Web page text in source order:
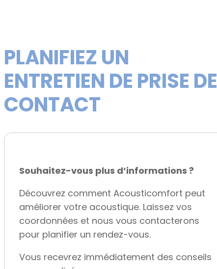
PLANIFIEZ UN
ENTRETIEN DE PRISE DE
CONTACT
Souhaitez-vous plus d’informations ?
Découvrez comment Acousticomfort peut
améliorer votre acoustique. Laissez vos
coordonnées et nous vous contacterons
pour planifier un rendez-vous.
Vous recevrez immédiatement des conseils